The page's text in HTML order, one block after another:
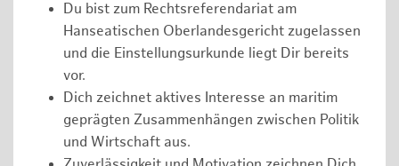
Du bist zum Rechtsreferendariat am
Hanseatischen Oberlandesgericht zugelassen
und die Einstellungsurkunde liegt Dir bereits
vor.
Dich zeichnet aktives Interesse an maritim
geprägten Zusammenhängen zwischen Politik
und Wirtschaft aus.